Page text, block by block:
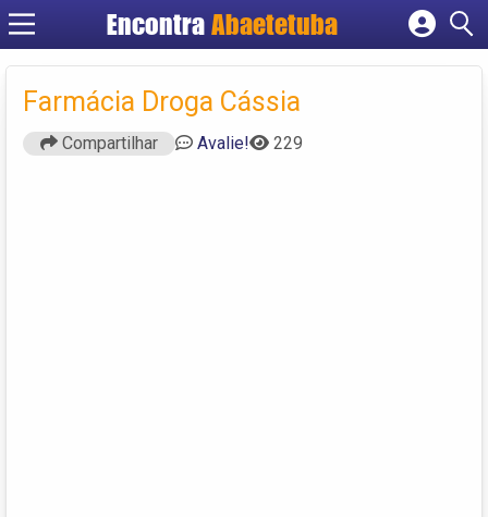
Encontra Abaetetuba
Cadastrar empresa
Criar conta
Farmácia Droga Cássia
Compartilhar Avalie! 229